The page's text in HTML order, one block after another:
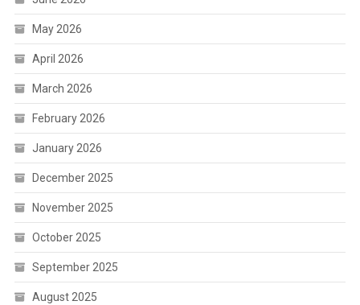
May 2026
April 2026
March 2026
February 2026
January 2026
December 2025
November 2025
October 2025
September 2025
August 2025